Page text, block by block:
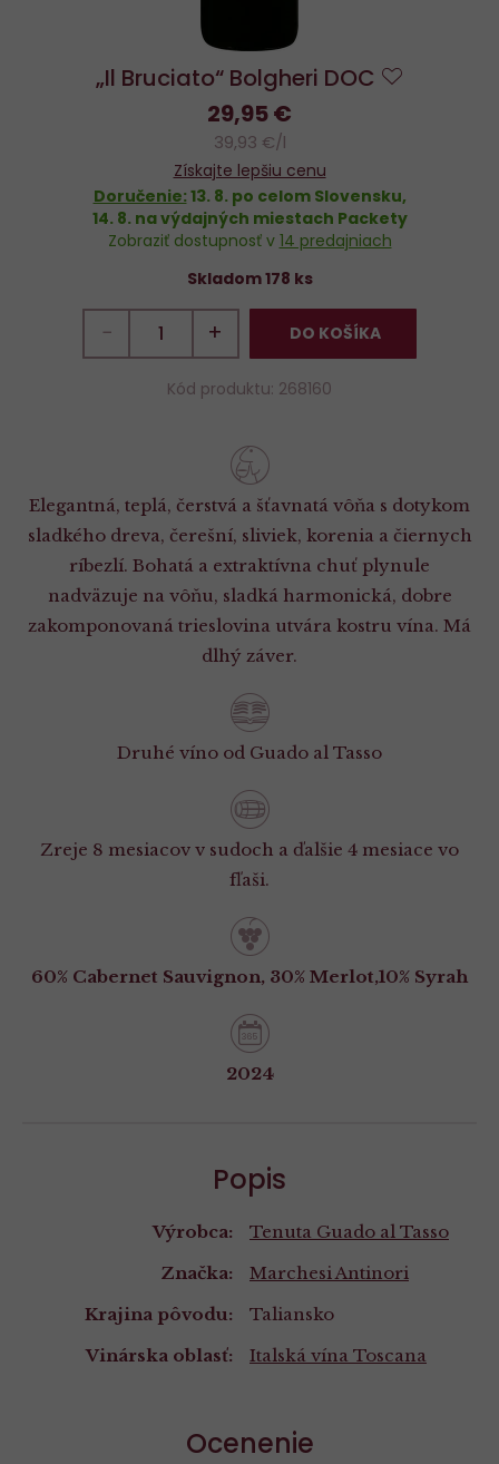
„Il Bruciato“ Bolgheri DOC
Elegantná, teplá, čerstvá a šťavnatá vôňa s dotykom
sladkého dreva, čerešní, sliviek, korenia a čiernych
ríbezlí. Bohatá a extraktívna chuť plynule
nadväzuje na vôňu, sladká harmonická, dobre
zakomponovaná trieslovina utvára kostru vína. Má
dlhý záver.
Druhé víno od Guado al Tasso
Zreje 8 mesiacov v sudoch a ďalšie 4 mesiace vo
fľaši.
60% Cabernet Sauvignon, 30% Merlot,10% Syrah
2024
29,95 €
39,93 €/l
Získajte lepšiu cenu
Doručenie: 13. 8. po celom Slovensku,
14. 8. na výdajných miestach Packety
Zobraziť dostupnosť v 14 predajniach
Skladom 178 ks
− + DO KOŠÍKA
Kód produktu: 268160
Popis
Výrobca:
Tenuta Guado al Tasso
Značka:
Marchesi Antinori
Krajina pôvodu:
Taliansko
Vinárska oblasť:
Italská vína Toscana
Ocenenie